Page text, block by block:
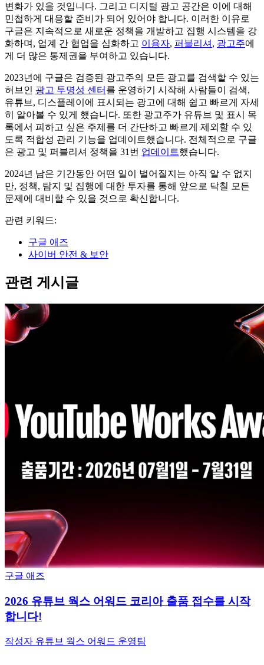
변화가 있을 것입니다. 그리고 디지털 광고 공간은 이에 대해
민첩하게 대응할 준비가 되어 있어야 합니다. 이러한 이유로
구글은 지속적으로 새로운 정책을 개발하고 집행 시스템을 강
화하며, 업계 간 협업을 심화하고 이용자, 퍼블리셔 , 광고주에
게 더 많은 통제권을 부여하고 있습니다.
2023년에 구글은 검증된 광고주의 모든 광고를 검색할 수 있는
허브인 광고 투명성 센터 를 운영하기 시작해 사람들이 검색,
유튜브, 디스플레이에 표시되는 광고에 대해 쉽고 빠르게 자세
히 알아볼 수 있게 했습니다. 또한 광고주가 유튜브 및 표시 목
록에서 피하고 싶은 주제를 더 간단하고 빠르게 제외할 수 있
도록 적합성 관리 기능을 업데이트했습니다. 전체적으로 구글
은 광고 및 퍼블리셔 정책을 31번 업데이트했습니다.
2024년 남은 기간동안 어떤 일이 벌어질지는 아직 알 수 없지
만, 정책, 탐지 및 집행에 대한 투자를 통해 앞으로 닥칠 모든
문제에 대비할 수 있을 것으로 확신합니다.
관련 키워드:
구글 애즈
사이버 안전 & 보안
관련 게시글
구글 애즈
2026 유튜브 웍스 어워드 코리아 출품 접수를 시작
합니다!
작성자 유튜브 웍스 어워드 운영팀